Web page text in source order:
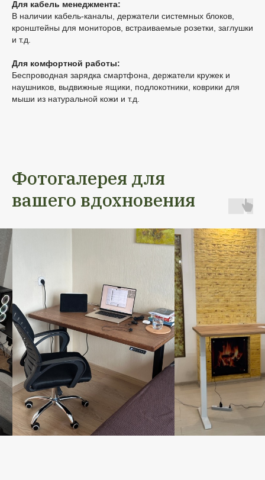
Для кабель менеджмента:
В наличии кабель-каналы, держатели системных блоков,
кронштейны для мониторов, встраиваемые розетки, заглушки
и т.д.
Для комфортной работы:
Беспроводная зарядка смартфона, держатели кружек и
наушников, выдвижные ящики, подлокотники, коврики для
мыши из натуральной кожи и т.д.
Фотогалерея для
вашего вдохновения